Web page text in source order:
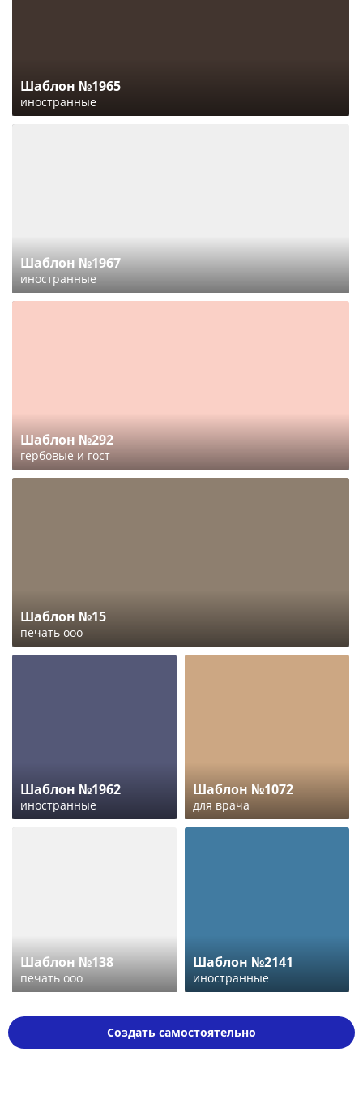
Шаблон №1965
иностранные
Шаблон №1967
иностранные
Шаблон №292
гербовые и гост
Шаблон №15
печать ооо
Шаблон №1962
иностранные
Шаблон №1072
для врача
Шаблон №138
печать ооо
Шаблон №2141
иностранные
Создать самостоятельно